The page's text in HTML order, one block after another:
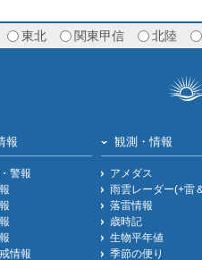
東北 関東甲信 北陸
報
警報
情報
観測・情報
アメダス
雨雲レーダー(+雷
落雷情報
歳時記
生物平年値
季節の便り